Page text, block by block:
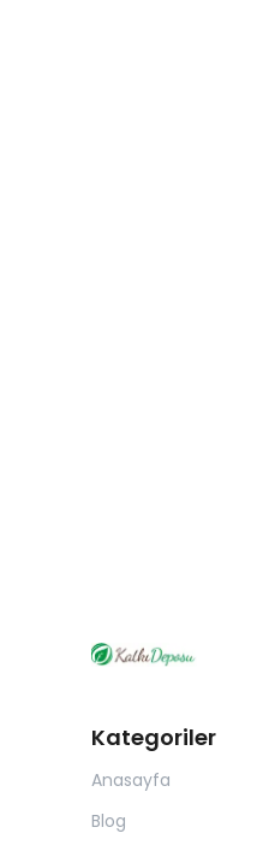
Kategoriler
Anasayfa
Blog